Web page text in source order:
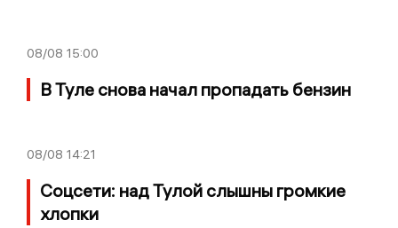
08/08 15:00
В Туле снова начал пропадать бензин
08/08 14:21
Соцсети: над Тулой слышны громкие
хлопки